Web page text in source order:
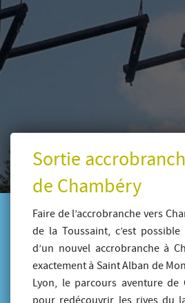
Sortie
de Chambéry
Faire de l’accrobranche vers
de la Toussaint, c’est possible
d’un nouvel accrobranche à
exactement à Saint Alban de
Lyon, le parcours aventure de
pour redécouvrir les rives du